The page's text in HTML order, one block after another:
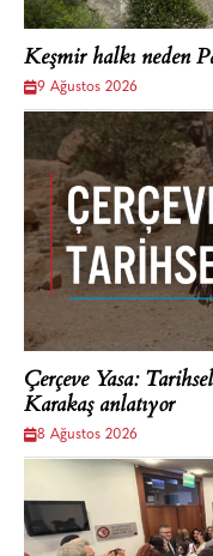
Keşmir halkı neden
9 Ağustos 2026
Çerçeve Yasa:
Karakaş anlatıyor
8 Ağustos 2026